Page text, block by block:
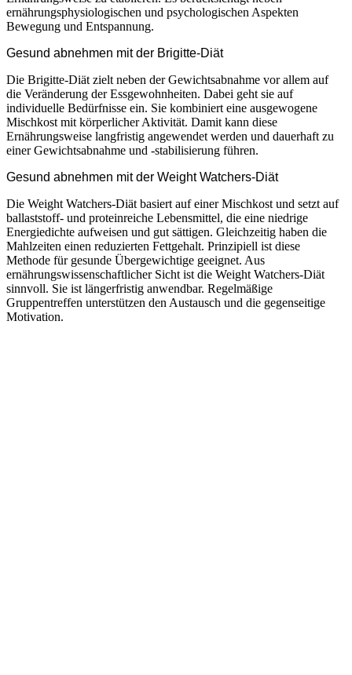
ernährungsphysiologischen und psychologischen Aspekten
Bewegung und Entspannung.
Gesund abnehmen mit der Brigitte-Diät
Die Brigitte-Diät zielt neben der Gewichtsabnahme vor allem auf
die Veränderung der Essgewohnheiten. Dabei geht sie auf
individuelle Bedürfnisse ein. Sie kombiniert eine ausgewogene
Mischkost mit körperlicher Aktivität. Damit kann diese
Ernährungsweise langfristig angewendet werden und dauerhaft zu
einer Gewichtsabnahme und -stabilisierung führen.
Gesund abnehmen mit der Weight Watchers-Diät
Die Weight Watchers-Diät basiert auf einer Mischkost und setzt auf
ballaststoff- und proteinreiche Lebensmittel, die eine niedrige
Energiedichte aufweisen und gut sättigen. Gleichzeitig haben die
Mahlzeiten einen reduzierten Fettgehalt. Prinzipiell ist diese
Methode für gesunde Übergewichtige geeignet. Aus
ernährungswissenschaftlicher Sicht ist die Weight Watchers-Diät
sinnvoll. Sie ist längerfristig anwendbar. Regelmäßige
Gruppentreffen unterstützen den Austausch und die gegenseitige
Motivation.